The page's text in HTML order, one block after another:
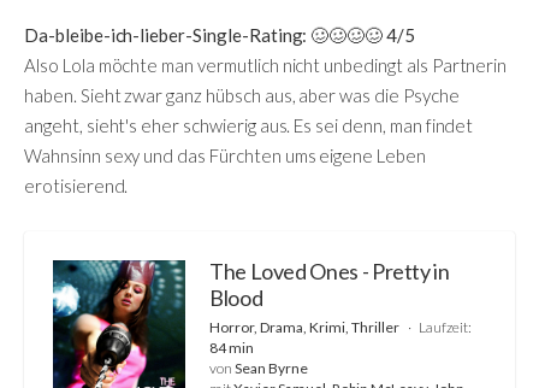
Da-bleibe-ich-lieber-Single-Rating: 🥴🥴🥴🥴 4/5
Also Lola möchte man vermutlich nicht unbedingt als Partnerin
haben. Sieht zwar ganz hübsch aus, aber was die Psyche
angeht, sieht's eher schwierig aus. Es sei denn, man findet
Wahnsinn sexy und das Fürchten ums eigene Leben
erotisierend.
The Loved Ones - Pretty in
Blood
Horror, Drama, Krimi, Thriller
Laufzeit:
84 min
von Sean Byrne